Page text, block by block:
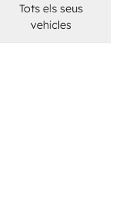
Tots els seus
vehicles